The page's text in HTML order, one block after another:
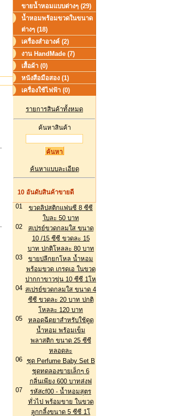
ขายน้ำหอมแบบต่างๆ (29)
น้ำหอมพร้อมขวดในขนาด
ต่างๆ (18)
เครื่องสำอางค์ (2)
งาน HandMade (7)
เสื้อผ้า (0)
หนังสือมือสอง (1)
เครื่องใช้ไฟฟ้า (0)
รายการสินค้าทั้งหมด
ค้นหาสินค้า
ค้นหาแบบละเอียด
10 อันดับสินค้าขายดี
01
ขวดลิปสติกแฟนซี 8 ซีซี
ใบละ 50 บาท
02
สเปรย์ขวดกลมใส ขนาด
10 /15 ซีซี ขวดละ 15
บาท ปกติโหลละ 80 บาท
03
ขายปลีกยกโหล น้ำหอม
พร้อมขวด เกรดเอ ในขวด
ปากกาขาวขุ่น 10 ซีซี 1โห
04 สเปรย์ขวดกลมใส ขนาด 4
ซีซี ขวดละ 20 บาท ปกติ
โหลละ 120 บาท
05
หลอดฉีดยาสำหรับใช้ดูด
น้ำหอม พร้อมเข็ม
พลาสติก ขนาด 25 ซีซี
หลอดละ
06 ชุด Perfume Baby Set B
ชุดทดลองขายเล็กๆ 6
กลิ่นเพียง 600 บาทส่งฟ
07
รหัสcf00 - น้ำหอมสุตร
ทั่วไป พร้อมขาย ในขวด
ลูกกลิ้งขนาด 5 ซีซี 1โ